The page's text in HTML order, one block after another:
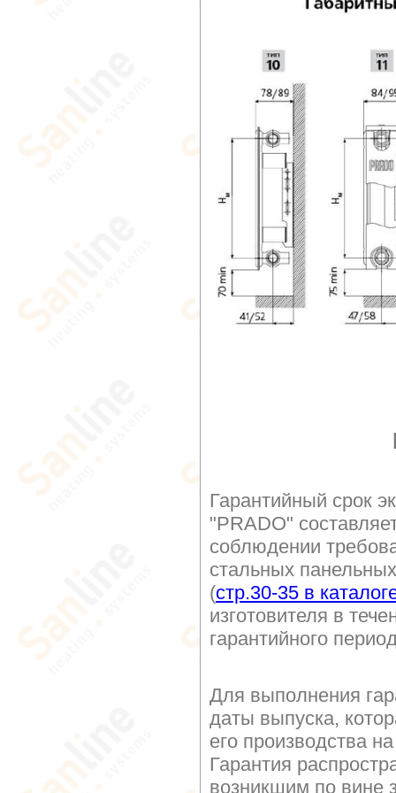
Гарантийный срок
"PRADO"
соблюдении
стальных
(стр.30-35 в
изготовителя в
гарантийного
Для выполнения
даты выпуска,
его производства
Гарантия
возникшим по вине